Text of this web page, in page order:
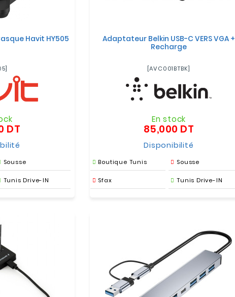
Havit HY505
DT
Sousse
Tunis Drive-IN
Adaptateur Belkin USB-C VERS VGA +
Recharge
[AVC001BTBK]
En stock
85,000 DT
Disponibilité
Boutique Tunis Sousse
Sfax Tunis Drive-IN